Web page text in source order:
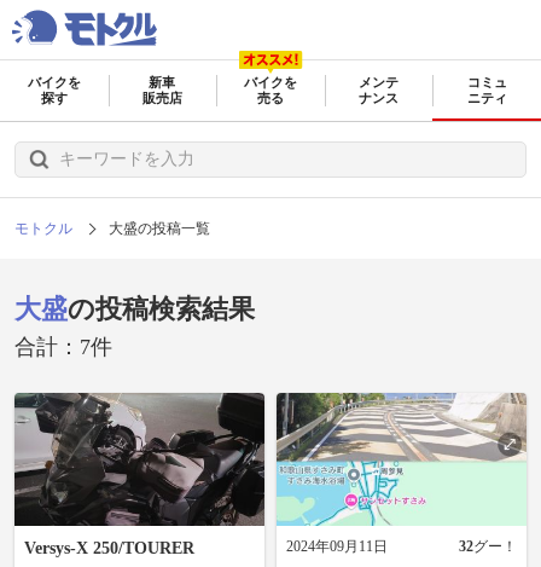
バイクを
探す
新車
販売店
バイクを
売る
メンテ
ナンス
コミュ
ニティ
モトクル 大盛の投稿一覧
大盛の投稿検索結果
合計：7件
Versys-X 250/TOURER 2024年09月11日 32グー！